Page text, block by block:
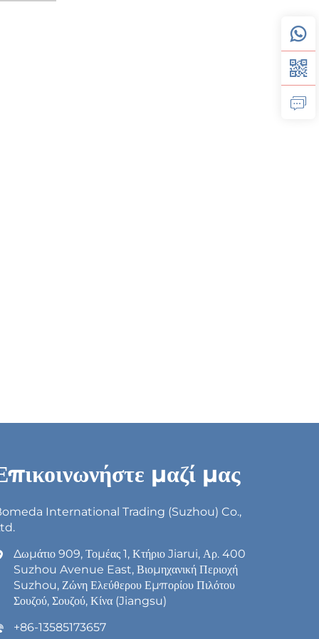
μαζί μας
International Trading (Suzhou) Co.,
Δωμάτιο 909, Τομέας 1, Κτήριο Jiarui, Αρ. 400
Suzhou Avenue East, Βιομηχανική Περιοχή
Suzhou, Ζώνη Ελεύθερου Εμπορίου Πιλότου
Σουζού, Σουζού, Κίνα (Jiangsu)
+86-13585173657